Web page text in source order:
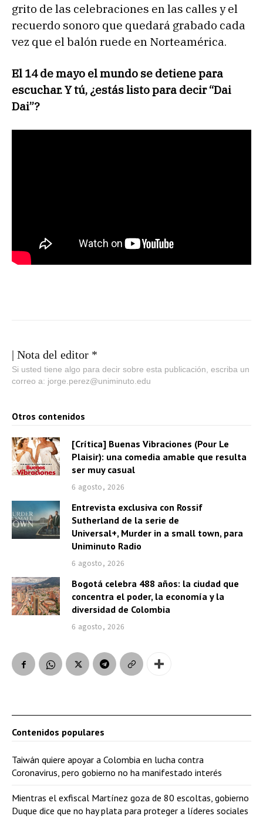
grito de las celebraciones en las calles y el
recuerdo sonoro que quedará grabado cada
vez que el balón ruede en Norteamérica.
El 14 de mayo el mundo se detiene para
escuchar. Y tú, ¿estás listo para decir “Dai
Dai”?
| Nota del editor *
Si usted tiene algo para decir sobre esta publicación, escriba un
correo a: jorge.perez@uniminuto.edu
Otros contenidos
[Crítica] Buenas Vibraciones (Pour Le
Plaisir): una comedia amable que resulta
ser muy casual
6 agosto, 2026
Entrevista exclusiva con Rossif
Sutherland de la serie de
Universal+, Murder in a small town, para
Uniminuto Radio
6 agosto, 2026
Bogotá celebra 488 años: la ciudad que
concentra el poder, la economía y la
diversidad de Colombia
6 agosto, 2026
Contenidos populares
Taiwán quiere apoyar a Colombia en lucha contra
Coronavirus, pero gobierno no ha manifestado interés
Mientras el exfiscal Martínez goza de 80 escoltas, gobierno
Duque dice que no hay plata para proteger a líderes sociales